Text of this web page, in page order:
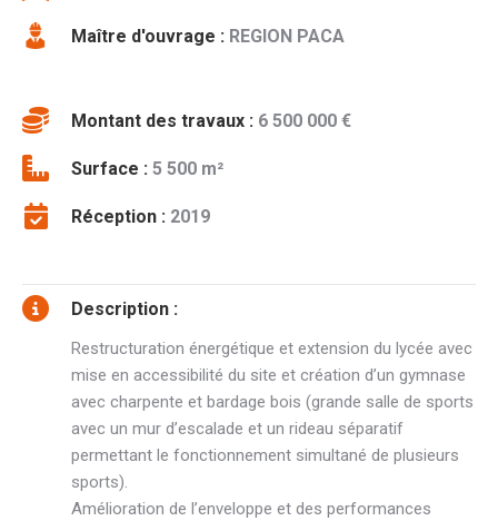
Maître d'ouvrage : REGION PACA
Montant des travaux : 6 500 000 €
Surface : 5 500 m²
Réception : 2019
Description :
Restructuration énergétique et extension du lycée avec
mise en accessibilité du site et création d’un gymnase
avec charpente et bardage bois (grande salle de sports
avec un mur d’escalade et un rideau séparatif
permettant le fonctionnement simultané de plusieurs
sports).
Amélioration de l’enveloppe et des performances